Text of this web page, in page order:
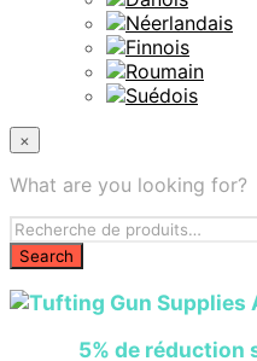
×
What are you looking for?
5% de réduction